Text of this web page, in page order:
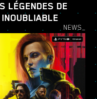
LÉGENDES DE
NEWS_